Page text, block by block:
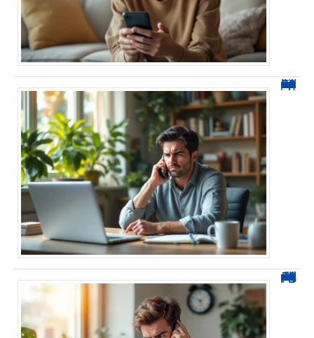
0270 spam : reconnaître ces appels et les bloquer sans erreur
0270 démarchage : comment repérer, bloquer et signaler ces appels